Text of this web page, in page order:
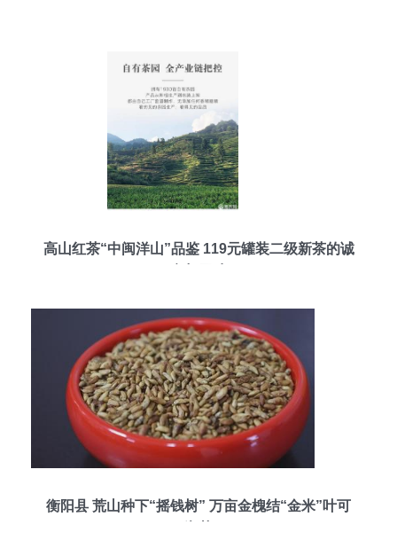
高山红茶“中闽洋山”品鉴 119元罐装二级新茶的诚
衡阳县 荒山种下“摇钱树” 万亩金槐结“金米”叶可